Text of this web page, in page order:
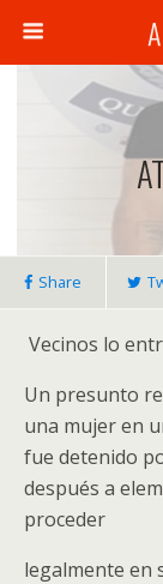
Share
Vecinos lo
Un presunto
una mujer en
fue detenido
después a
proceder
legalmente en